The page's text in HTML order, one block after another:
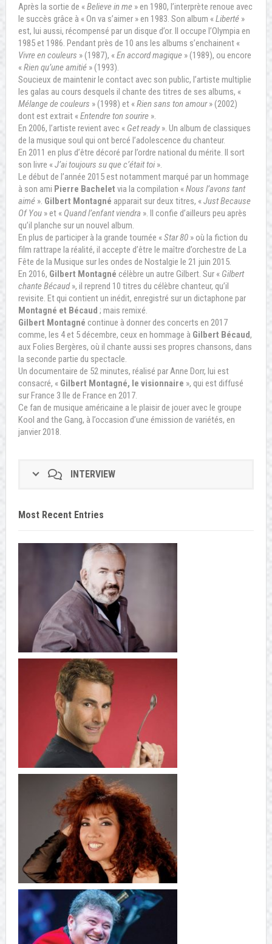
Après la sortie de «Believe in me» en 1980, l’interprète renoue avec
le succès grâce à « On va s’aimer » en 1983. Son album «Liberté»
est, lui aussi, récompensé par un disque d’or. Il occupe l’Olympia en
1985 et 1986. Pendant près de 10 ans les albums s’enchainent «
Vivre en couleurs » (1987), «En accord magique» (1989), ou encore
«Rien qu’une amitié» (1993).
Soucieux de maintenir le contact avec son public, l’artiste multiplie
les galas au cours desquels il chante des titres de ses albums, «
Mélange de couleurs » (1998) et «Rien sans ton amour» (2002)
dont est extrait «Entendre ton sourire».
En 2006, l’artiste revient avec « Get ready». Un album de classiques
de la musique soul qui ont bercé l’adolescence du chanteur.
En 2011 en plus d’être décoré par l’ordre national du mérite. Il sort
son livre «J’ai toujours su que c’était toi».
Le début de l’année 2015 est notamment marqué par un hommage
à son ami Pierre Bachelet via la compilation «Nous l’avons tant
aimé». Gilbert Montagné apparait sur deux titres, «Just Because
Of You» et « Quand l’enfant viendra ». Il confie d’ailleurs peu après
qu’il planche sur un nouvel album.
En plus de participer à la grande tournée «Star 80» où la fiction du
film rattrape la réalité, il accepte d’être le maître d’orchestre de La
Fête de la Musique sur les ondes de Nostalgie le 21 juin 2015.
En 2016, Gilbert Montagné célèbre un autre Gilbert. Sur « Gilbert
chante Bécaud», il reprend 10 titres du célèbre chanteur, qu’il
revisite. Et qui contient un inédit, enregistré sur un dictaphone par
Montagné et Bécaud ; mais remixé.
Gilbert Montagné continue à donner des concerts en 2017
comme, les 4 et 5 décembre, ceux en hommage à Gilbert Bécaud,
aux Folies Bergères, où il chante aussi ses propres chansons, dans
la seconde partie du spectacle.
Un documentaire de 52 minutes, réalisé par Anne Dorr, lui est
consacré, « Gilbert Montagné, le visionnaire », qui est diffusé
sur France 3 Ile de France en 2017.
Ce fan de musique américaine a le plaisir de jouer avec le groupe
Kool and the Gang, à l’occasion d’une émission de variétés, en
janvier 2018.
INTERVIEW
Most Recent Entries